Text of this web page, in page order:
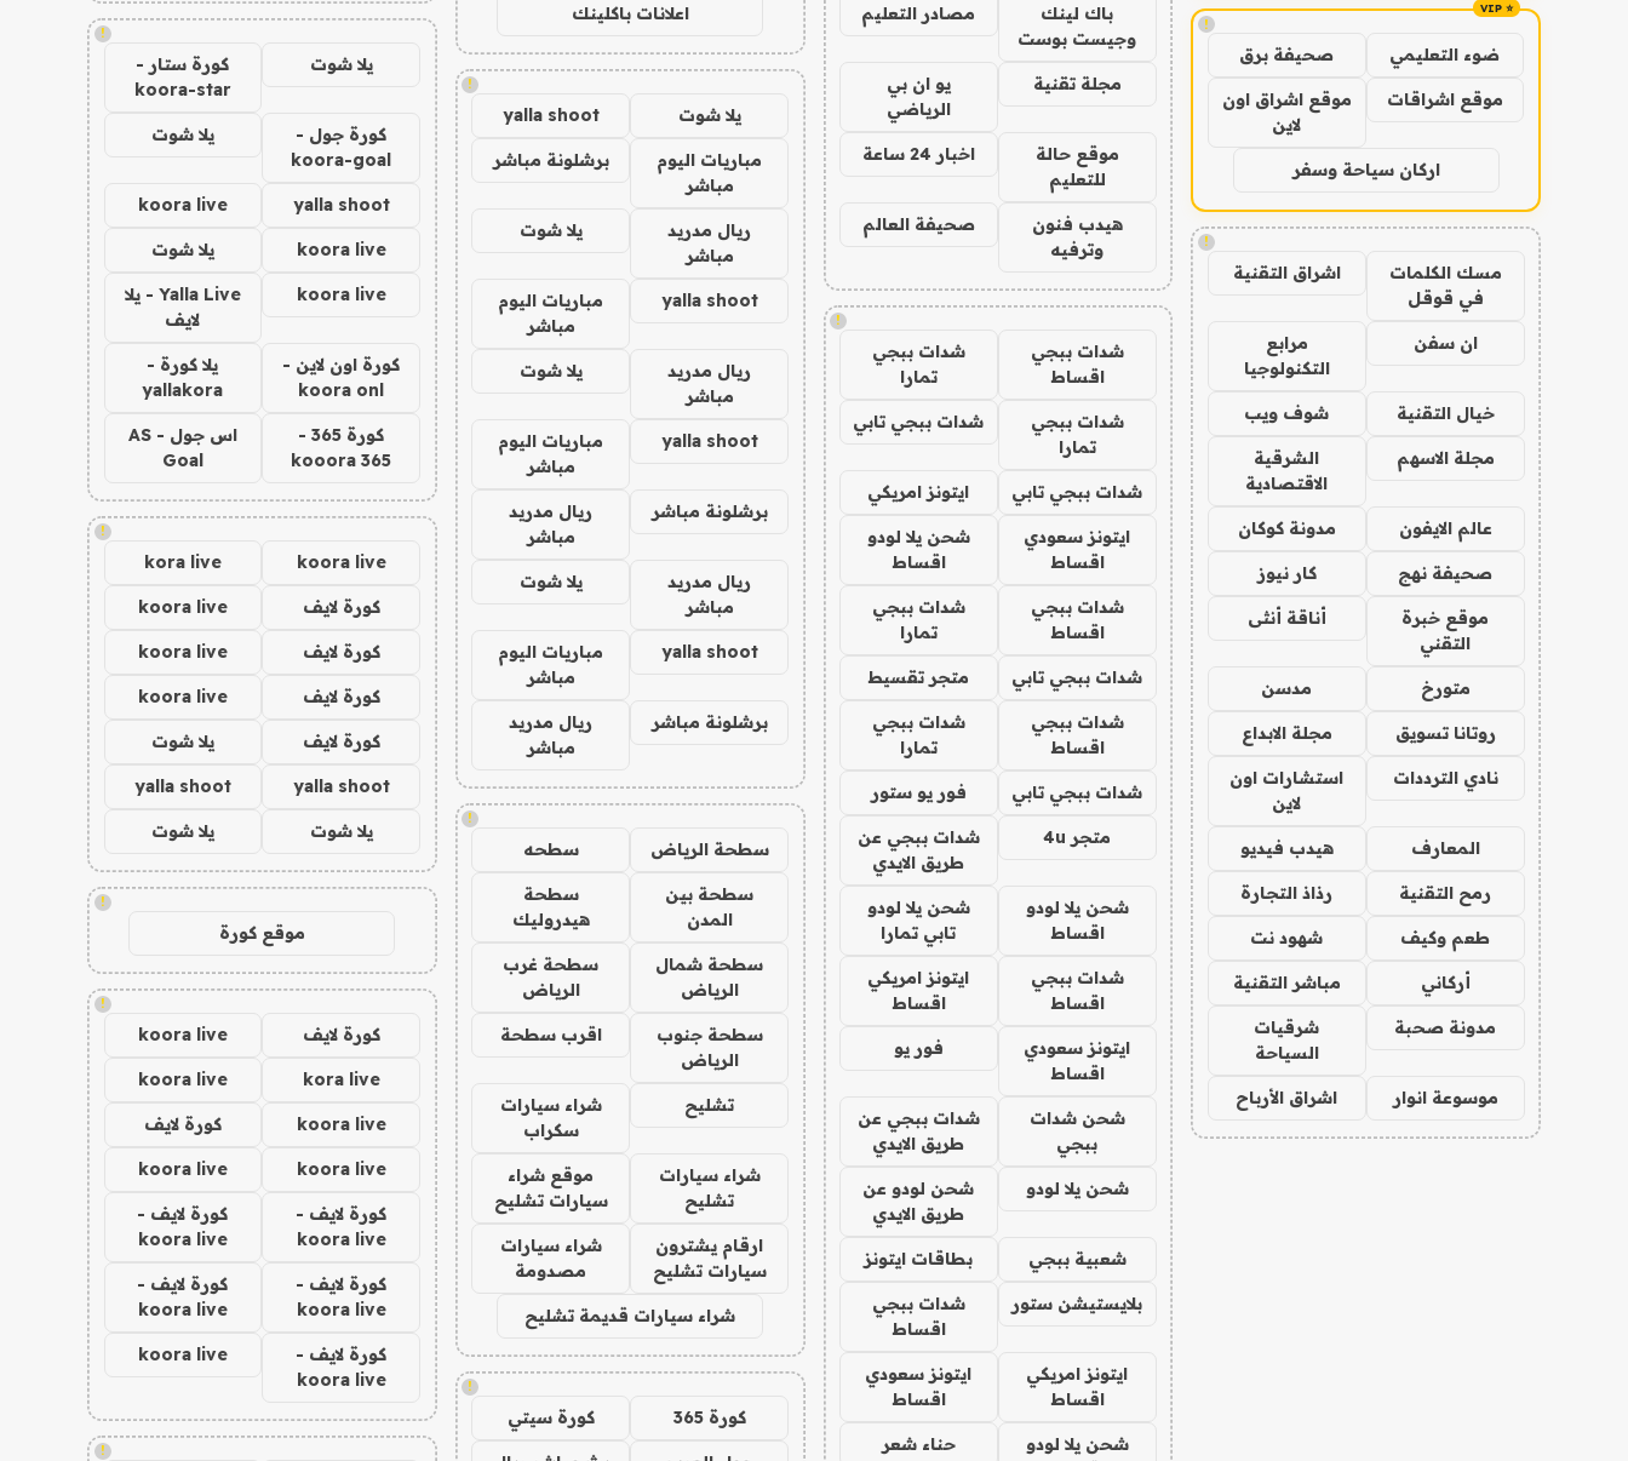
!
ضوء التعليمي صحيفة برق
موقع اشراقات
موقع اشراق اون
لاين
اركان سياحة وسفر
!
مسك الكلمات
في قوقل
اشراق التقنية
ان سفن
مرابع
التكنولوجيا
خيال التقنية شوف ويب
مجلة الاسهم
الشرقية
الاقتصادية
عالم الايفون مدونة كوكان
صحيفة نهج كار نيوز
موقع خبرة
التقني
أناقة أنثى
متورخ مدسن
روتانا تسويق مجلة الابداع
نادي الترددات
استشارات اون
لاين
المعارف هيدب فيديو
رمح التقنية رذاذ التجارة
طعم وكيف شهود نت
أركاني مباشر التقنية
مدونة صحبة
شرقيات
السياحة
موسوعة انوار اشراق الأرباح
باك لينك
وجيست بوست
مصادر التعليم
مجلة تقنية
يو ان بي
الرياضي
موقع حالة
للتعليم
اخبار 24 ساعة
هيدب فنون
وترفيه
صحيفة العالم
!
شدات ببجي
اقساط
شدات ببجي
تمارا
شدات ببجي
تمارا
شدات ببجي تابي
شدات ببجي تابي ايتونز امريكي
ايتونز سعودي
اقساط
شحن يلا لودو
اقساط
شدات ببجي
اقساط
شدات ببجي
تمارا
شدات ببجي تابي متجر تقسيط
شدات ببجي
اقساط
شدات ببجي
تمارا
شدات ببجي تابي فور يو ستور
متجر 4u
شدات ببجي عن
طريق الايدي
شحن يلا لودو
اقساط
شحن يلا لودو
تابي تمارا
شدات ببجي
اقساط
ايتونز امريكي
اقساط
ايتونز سعودي
اقساط
فور يو
شحن شدات
ببجي
شدات ببجي عن
طريق الايدي
شحن يلا لودو
شحن لودو عن
طريق الايدي
شعبية ببجي بطاقات ايتونز
بلايستيشن ستور
شدات ببجي
اقساط
ايتونز امريكي
اقساط
ايتونز سعودي
اقساط
شحن يلا لودو
حناء شعر
اعلانات باكلينك
!
يلا شوت yalla shoot
مباريات اليوم
مباشر
برشلونة مباشر
ريال مدريد
مباشر
يلا شوت
yalla shoot
مباريات اليوم
مباشر
ريال مدريد
مباشر
يلا شوت
yalla shoot
مباريات اليوم
مباشر
برشلونة مباشر
ريال مدريد
مباشر
ريال مدريد
مباشر
يلا شوت
yalla shoot
مباريات اليوم
مباشر
برشلونة مباشر
ريال مدريد
مباشر
!
سطحة الرياض سطحه
سطحة بين
المدن
سطحة
هيدروليك
سطحة شمال
الرياض
سطحة غرب
الرياض
سطحة جنوب
الرياض
اقرب سطحة
تشليح
شراء سيارات
سكراب
شراء سيارات
تشليح
موقع شراء
سيارات تشليح
ارقام يشترون
سيارات تشليح
شراء سيارات
مصدومة
شراء سيارات قديمة تشليح
!
كورة 365 كورة سيتي
!
يلا شوت
كورة ستار -
koora-star
كورة جول -
koora-goal
يلا شوت
yalla shoot
koora live
koora live يلا شوت
koora live
Yalla Live - يلا
لايف
كورة اون لاين -
koora onl
يلا كورة -
yallakora
كورة 365 -
kooora 365
اس جول - AS
Goal
!
koora live
kora live
كورة لايف koora live
كورة لايف koora live
كورة لايف koora live
كورة لايف يلا شوت
yalla shoot
yalla shoot
يلا شوت يلا شوت
!
موقع كورة
!
كورة لايف koora live
kora live
koora live
koora live كورة لايف
koora live
koora live
كورة لايف -
koora live
كورة لايف -
koora live
كورة لايف -
koora live
كورة لايف -
koora live
كورة لايف -
koora live
koora live
!